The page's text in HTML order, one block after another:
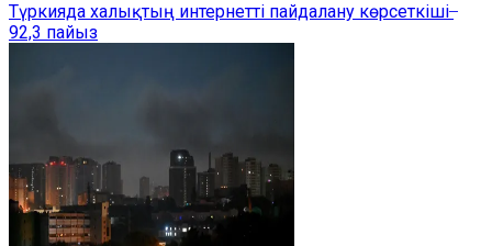
Түркияда халықтың интернетті пайдалану көрсеткіші ̶
92,3 пайыз